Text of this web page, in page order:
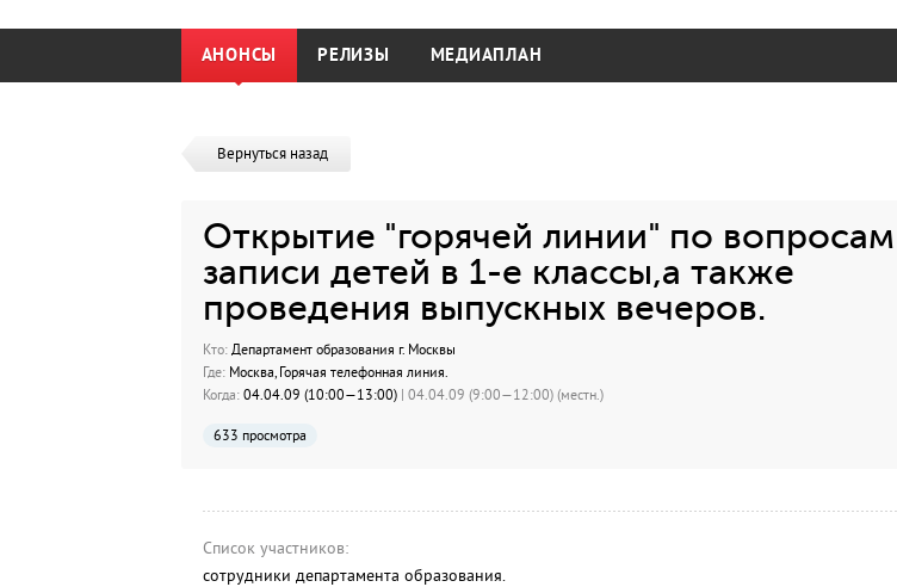
АНОНСЫ РЕЛИЗЫ МЕДИАПЛАН
Вернуться назад
Открытие "горячей линии" по вопросам
записи детей в 1-е классы,а также
проведения выпускных вечеров.
Кто:Департамент образования г. Москвы
Где:Москва, Горячая телефонная линия.
Когда:04.04.09 (10:00—13:00) | 04.04.09 (9:00—12:00) (местн.)
633 просмотра
Список участников:
сотрудники департамента образования.